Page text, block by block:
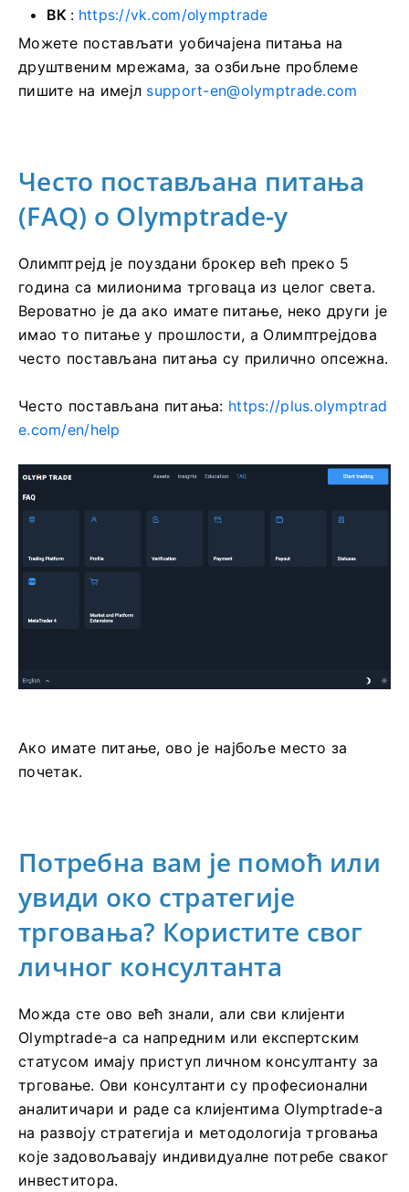
ВК: https://vk.com/olymptrade
Можете постављати уобичајена питања на
друштвеним мрежама, за озбиљне проблеме
пишите на имејл support-en@olymptrade.com
Често постављана питања
(FAQ) о Olymptrade-у
Олимптрејд је поуздани брокер већ преко 5
година са милионима трговаца из целог света.
Вероватно је да ако имате питање, неко други је
имао то питање у прошлости, а Олимптрејдова
често постављана питања су прилично опсежна.
Често постављана питања: https://plus.olymptrad
e.com/en/help
Ако имате питање, ово је најбоље место за
почетак.
Потребна вам је помоћ или
увиди око стратегије
трговања? Користите свог
личног консултанта
Можда сте ово већ знали, али сви клијенти
Olymptrade-а са напредним или експертским
статусом имају приступ личном консултанту за
трговање. Ови консултанти су професионални
аналитичари и раде са клијентима Olymptrade-а
на развоју стратегија и методологија трговања
које задовољавају индивидуалне потребе сваког
инвеститора.